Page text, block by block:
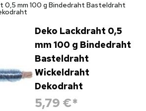
0,5 mm 100 g Bindedraht Basteldraht
Deko Lackdraht 0,5
mm 100 g Bindedraht
Basteldraht
Wickeldraht
Dekodraht
5,79 €*